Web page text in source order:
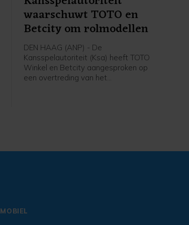
waarschuwt TOTO en
Betcity om rolmodellen
DEN HAAG (ANP) - De
Kansspelautoriteit (Ksa) heeft TOTO
Winkel en Betcity aangesproken op
een overtreding van het
MOBIEL